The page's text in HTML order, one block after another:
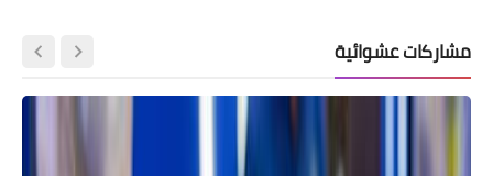
مشاركات عشوائية